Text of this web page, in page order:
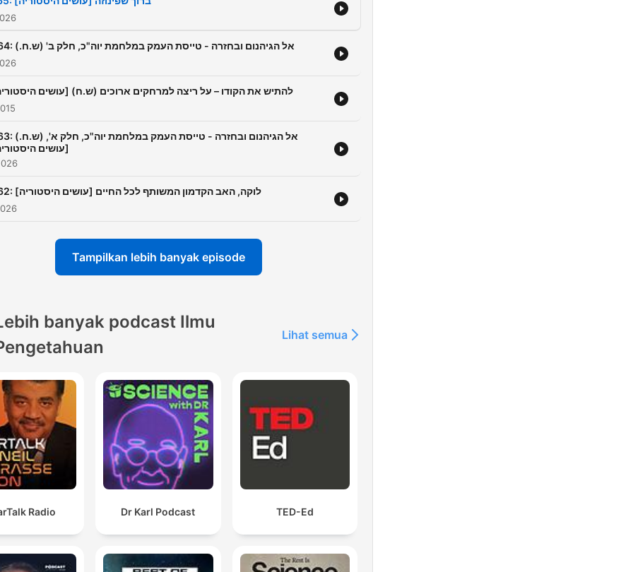
464: אל הגיהנום ובחזרה - טייסת העמק במלחמת יוה"כ, חלק ב' (ש.ח.)
[עושים היסטוריה] (ש.ח) להתיש את הקודו – על ריצה למרחקים ארוכים
463: אל הגיהנום ובחזרה -
[עושים
462: לוקה, האב הקדמון המשותף לכל החיים [עושים היסטוריה]
Tampilkan lebih banyak episode
banyak podcast Ilmu
Lihat semua
Radio Dr Karl Podcast TED-Ed